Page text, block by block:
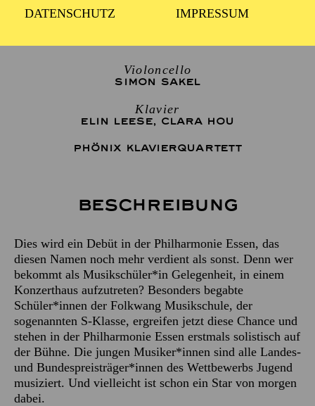
DATENSCHUTZ IMPRESSUM
Violoncello
SIMON SAKEL
Klavier
ELIN LEESE, CLARA HOU
PHÖNIX KLAVIERQUARTETT
Beschreibung
Dies wird ein Debüt in der Philharmonie Essen, das
diesen Namen noch mehr verdient als sonst. Denn wer
bekommt als Musikschüler*in Gelegenheit, in einem
Konzerthaus aufzutreten? Besonders begabte
Schüler*innen der Folkwang Musikschule, der
sogenannten S-Klasse, ergreifen jetzt diese Chance und
stehen in der Philharmonie Essen erstmals solistisch auf
der Bühne. Die jungen Musiker*innen sind alle Landes-
und Bundespreisträger*innen des Wettbewerbs Jugend
musiziert. Und vielleicht ist schon ein Star von morgen
dabei.